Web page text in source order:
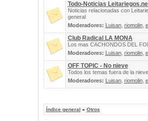
Todo-Noticias
Noticias relacionadas con
general
Moderadores: Luisan, riomolin,
Club Radical LA MONA
Los mas CACHONDOS DEL
Moderadores: Luisan, riomolin,
OFF TOPIC - No nieve
Todos los temas fuera de la
Moderadores: Luisan, riomolin,
Índice general » Otros